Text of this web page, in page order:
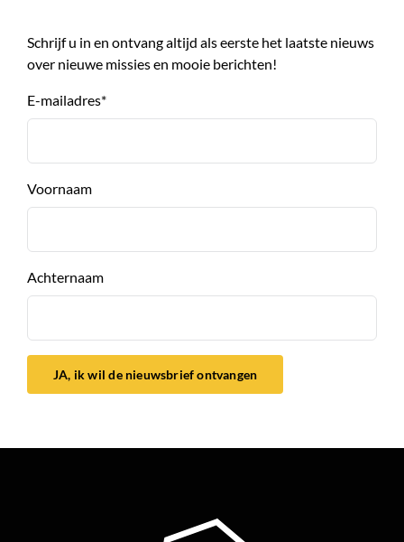
Schrijf u in en ontvang altijd als eerste het laatste nieuws
over nieuwe missies en mooie berichten!
E-mailadres*
Voornaam
Achternaam
JA, ik wil de nieuwsbrief ontvangen